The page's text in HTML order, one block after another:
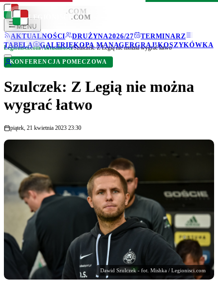
LEGIONISCI .COM
MENU
AKTUALNOŚCI
DRUŻYNA2026/27
TERMINARZ
TABELA
GALERIEKOPA MANAGERGRAJ!KOSZYKÓWKA
LEGIONISCI .COM
Legionisci.com/Aktualności/Szulczek: Z Legią nie można wygrać łatwo
KONFERENCJA POMECZOWA
Szulczek: Z Legią nie można
wygrać łatwo
piątek, 21 kwietnia 2023 23:30
Dawid Szulczek - fot. Mishka / Legionisci.com